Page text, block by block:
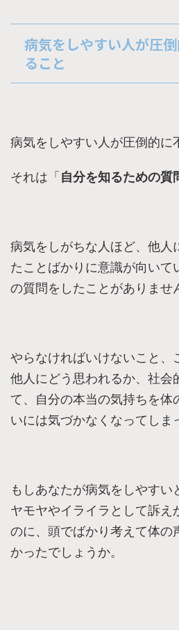
病気をしやすい人が圧
ること
病気をしやすい人が圧倒的に
それは「 自分を知るための質
病気をしがちな人ほど、他人
たことばかりに意識が向いて
の質問をしたことがありませ
やらなければいけないこと、
他人にどう思われるか、社会
て、自分の本当の気持ちを体
いには気づかなくなってしま
もしあなたが病気をしやすい
ヤモヤやイライラとして訴え
のに、頭でばかり考えて体の
かったでしょうか。